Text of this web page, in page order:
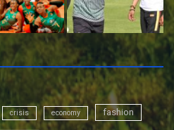
crisis economy fashion